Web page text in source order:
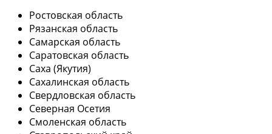
Ростовская область
Рязанская область
Самарская область
Саратовская область
Саха (Якутия)
Сахалинская область
Свердловская область
Северная Осетия
Смоленская область